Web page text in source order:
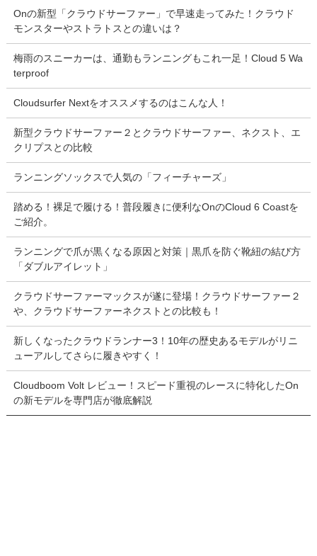
Onの新型「クラウドサーファー」で早速走ってみた！クラウド
モンスターやストラトスとの違いは？
梅雨のスニーカーは、通勤もランニングもこれ一足！Cloud 5 Wa
terproof
Cloudsurfer Nextをオススメするのはこんな人！
新型クラウドサーファー２とクラウドサーファー、ネクスト、エ
クリプスとの比較
ランニングソックスで人気の「フィーチャーズ」
踏める！裸足で履ける！普段履きに便利なOnのCloud 6 Coastを
ご紹介。
ランニングで爪が黒くなる原因と対策｜黒爪を防ぐ靴紐の結び方
「ダブルアイレット」
クラウドサーファーマックスが遂に登場！クラウドサーファー２
や、クラウドサーファーネクストとの比較も！
新しくなったクラウドランナー3！10年の歴史あるモデルがリニ
ューアルしてさらに履きやすく！
Cloudboom Volt レビュー！スピード重視のレースに特化したOn
の新モデルを専門店が徹底解説